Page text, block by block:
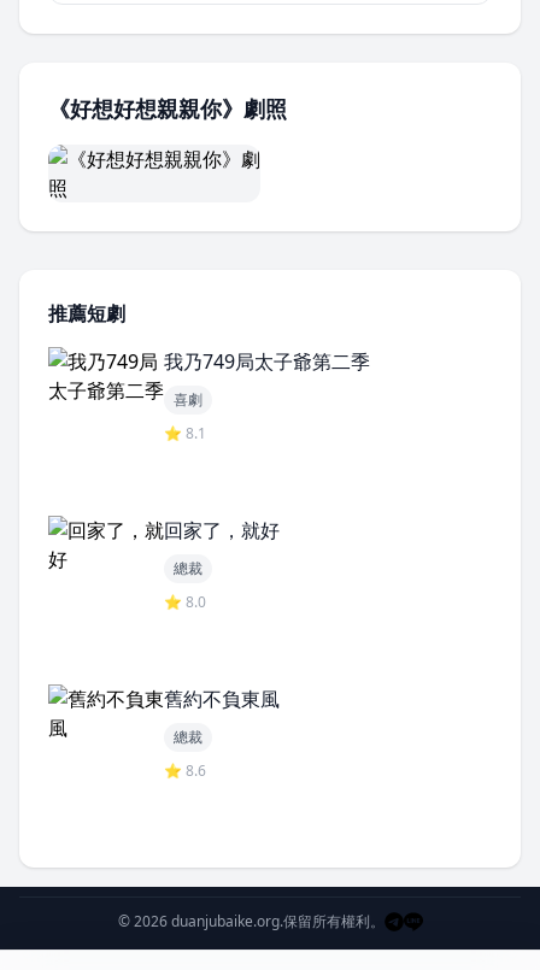
《好想好想親親你》劇照
推薦短劇
我乃749局太子爺第二季
喜劇
⭐ 8.1
回家了，就好
總裁
⭐ 8.0
舊約不負東風
總裁
⭐ 8.6
© 2026 duanjubaike.org.保留所有權利。